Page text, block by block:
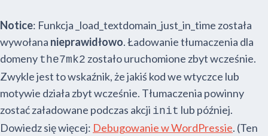
Notice: Funkcja _load_textdomain_just_in_time została
wywołana nieprawidłowo. Ładowanie tłumaczenia dla
domeny the7mk2 zostało uruchomione zbyt wcześnie.
Zwykle jest to wskaźnik, że jakiś kod we wtyczce lub
motywie działa zbyt wcześnie. Tłumaczenia powinny
zostać załadowane podczas akcji init lub później.
Dowiedz się więcej: Debugowanie w WordPressie. (Ten